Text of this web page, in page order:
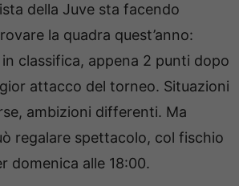
della Juve sta facendo
la quadra quest’anno:
classifica, appena 2 punti dopo
attacco del torneo. Situazioni
ambizioni differenti. Ma
regalare spettacolo, col fischio
domenica alle 18:00.